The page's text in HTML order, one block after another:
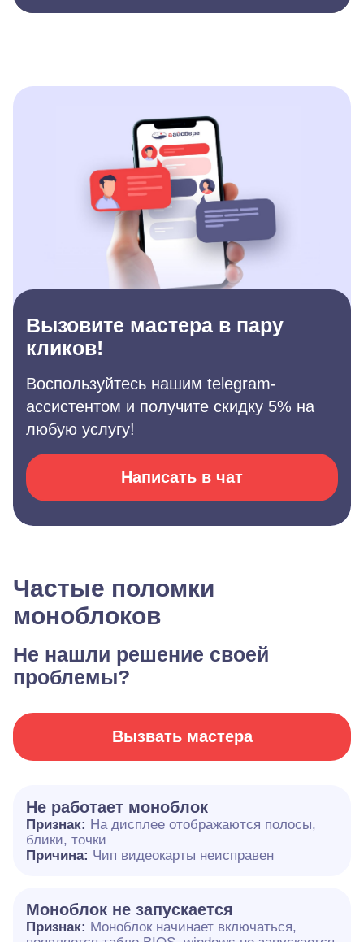
Вызовите мастера в пару
кликов!
Воспользуйтесь нашим telegram-
ассистентом и получите скидку 5% на
любую услугу!
Написать в чат
Частые поломки
моноблоков
Не нашли решение своей
проблемы?
Вызвать мастера
Не работает моноблок
Признак: На дисплее отображаются полосы,
блики, точки
Причина: Чип видеокарты неисправен
Моноблок не запускается
Признак: Моноблок начинает включаться,